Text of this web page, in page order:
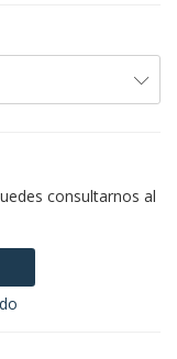
consultarnos al